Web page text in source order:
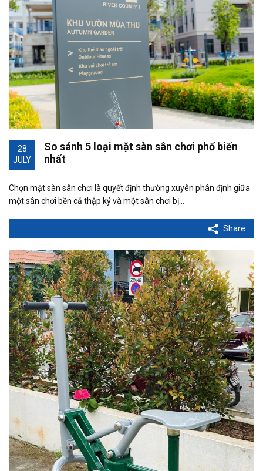
28
JULY
So sánh 5 loại mặt sàn sân chơi phổ biến
nhất
Chọn mặt sàn sân chơi là quyết định thường xuyên phân định giữa
một sân chơi bền cả thập kỷ và một sân chơi bị…
Share